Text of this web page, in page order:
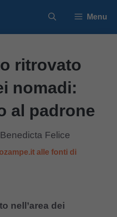
Menu
ritrovato
nomadi:
al padrone
Benedicta Felice
alle fonti di
nell’area dei